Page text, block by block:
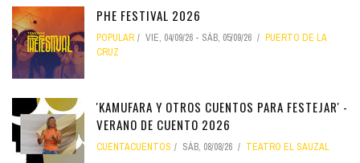
PHE FESTIVAL 2026
POPULAR VIE, 04/09/26 - SÁB, 05/09/26
PUERTO DE LA
CRUZ
'KAMUFARA Y OTROS CUENTOS PARA FESTEJAR' -
VERANO DE CUENTO 2026
CUENTACUENTOS SÁB, 08/08/26 TEATRO EL SAUZAL